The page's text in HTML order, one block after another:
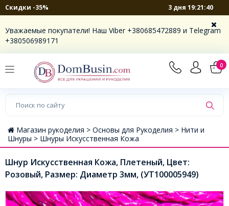
Скидки -35% 3 дня 19:21:40
Уважаемые покупатели! Наш Viber +380685472889 и Telegram
+380506989171
0
Магазин рукоделия > Основы для Рукоделия > Нити и
Шнуры > Шнуры Искусственная Кожа
Шнур Искусственная Кожа, Плетеный, Цвет:
Розовый, Размер: Диаметр 3мм, (УТ100005949)